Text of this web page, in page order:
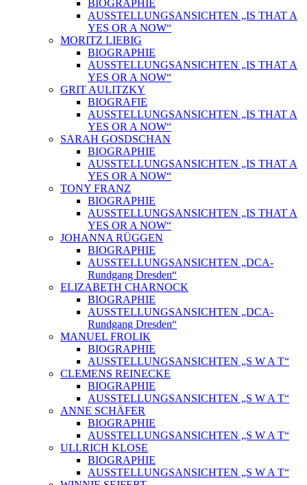
BIOGRAPHIE
AUSSTELLUNGSANSICHTEN „IS THAT A
YES OR A NOW“
MORITZ LIEBIG
BIOGRAPHIE
AUSSTELLUNGSANSICHTEN „IS THAT A
YES OR A NOW“
GRIT AULITZKY
BIOGRAFIE
AUSSTELLUNGSANSICHTEN „IS THAT A
YES OR A NOW“
SARAH GOSDSCHAN
BIOGRAPHIE
AUSSTELLUNGSANSICHTEN „IS THAT A
YES OR A NOW“
TONY FRANZ
BIOGRAPHIE
AUSSTELLUNGSANSICHTEN „IS THAT A
YES OR A NOW“
JOHANNA RÜGGEN
BIOGRAPHIE
AUSSTELLUNGSANSICHTEN „DCA-
Rundgang Dresden“
ELIZABETH CHARNOCK
BIOGRAPHIE
AUSSTELLUNGSANSICHTEN „DCA-
Rundgang Dresden“
MANUEL FROLIK
BIOGRAPHIE
AUSSTELLUNGSANSICHTEN „S W A T“
CLEMENS REINECKE
BIOGRAPHIE
AUSSTELLUNGSANSICHTEN „S W A T“
ANNE SCHÄFER
BIOGRAPHIE
AUSSTELLUNGSANSICHTEN „S W A T“
ULLRICH KLOSE
BIOGRAPHIE
AUSSTELLUNGSANSICHTEN „S W A T“